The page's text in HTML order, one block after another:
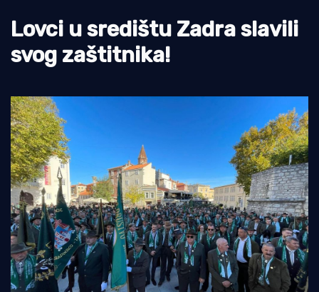
Pomorstvo
Ribolov
Tradicija i kultura
Lovci u središtu Zadra slavili
svog zaštitnika!